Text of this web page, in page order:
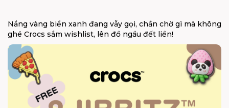
Nắng vàng biển xanh đang vẫy gọi, chần chờ gì mà không
ghé Crocs sắm wishlist, lên đồ ngầu đết liền!